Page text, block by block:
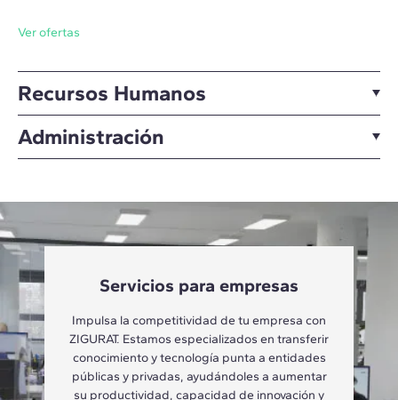
Ver ofertas
Recursos Humanos
Administración
Servicios para empresas
Impulsa la competitividad de tu empresa con
ZIGURAT. Estamos especializados en transferir
conocimiento y tecnología punta a entidades
públicas y privadas, ayudándoles a aumentar
su productividad, capacidad de innovación y